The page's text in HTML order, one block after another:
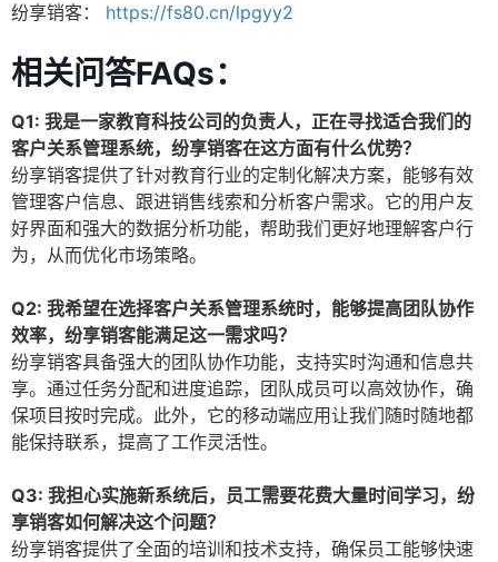
纷享销客： https://fs80.cn/lpgyy2
相关问答FAQs：
Q1: 我是一家教育科技公司的负责人，正在寻找适合我们的
客户关系管理系统，纷享销客在这方面有什么优势？
纷享销客提供了针对教育行业的定制化解决方案，能够有效
管理客户信息、跟进销售线索和分析客户需求。它的用户友
好界面和强大的数据分析功能，帮助我们更好地理解客户行
为，从而优化市场策略。
Q2: 我希望在选择客户关系管理系统时，能够提高团队协作
效率，纷享销客能满足这一需求吗？
纷享销客具备强大的团队协作功能，支持实时沟通和信息共
享。通过任务分配和进度追踪，团队成员可以高效协作，确
保项目按时完成。此外，它的移动端应用让我们随时随地都
能保持联系，提高了工作灵活性。
Q3: 我担心实施新系统后，员工需要花费大量时间学习，纷
享销客如何解决这个问题？
纷享销客提供了全面的培训和技术支持，确保员工能够快速